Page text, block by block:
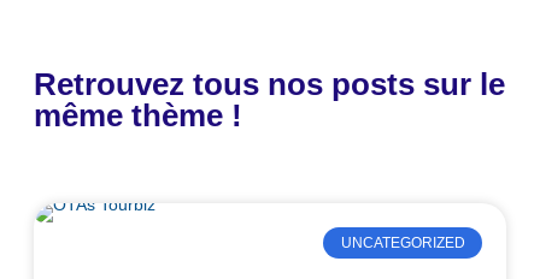
Retrouvez tous nos posts sur le
même thème !
UNCATEGORIZED